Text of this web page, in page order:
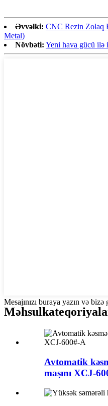
Əvvəlki: CNC Rezin Zolaq
Metal)
Növbəti: Yeni hava gücü ilə
Mesajınızı buraya yazın və bizə
Məhsul
Avtomatik
maşını XCJ-